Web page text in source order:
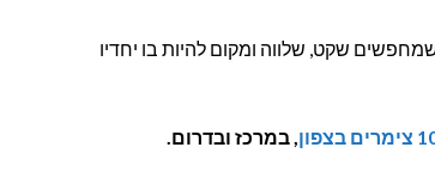
שקט, שלווה ומקום להיות בו יחדיו
, במרכז ובדרום.